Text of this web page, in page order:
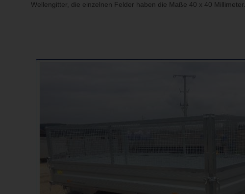
Wellengitter, die einzelnen Felder haben die Maße 40 x 40 Millimeter.